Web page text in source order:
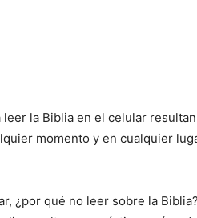
la Biblia en el celular
momento y en cualquier
¿por qué no leer sobre la